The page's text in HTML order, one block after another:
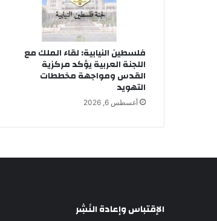
فلسطين النيابية: لقاء الملك مع
اللجنة العربية يؤكد مركزية
القدس ومواجهة مخططات
التهويد
أغسطس 6, 2026
الإقتباس وإعادة النَشِر